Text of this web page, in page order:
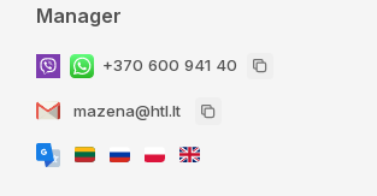
Manager
+370 600 941 40
mazena@htl.lt